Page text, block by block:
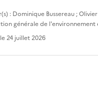
: Dominique Bussereau ;
générale de
24 juillet 2026